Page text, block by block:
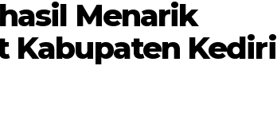
Menarik
Kabupaten Kediri